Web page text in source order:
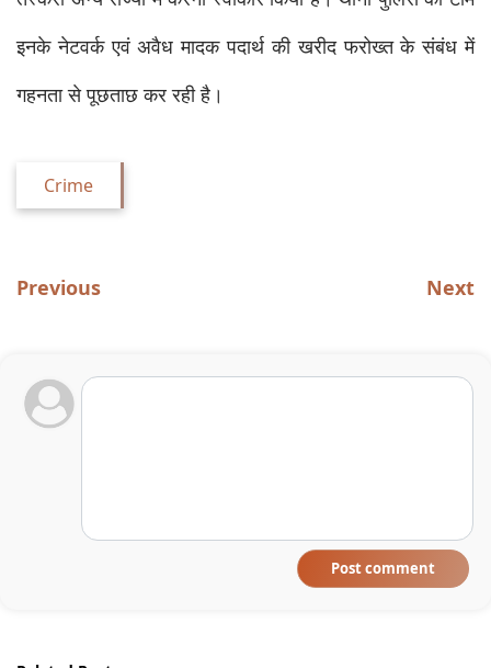
इनके नेटवर्क एवं अवैध मादक पदार्थ की खरीद फरोख्त के संबंध में
गहनता से पूछताछ कर रही है।
Crime
Previous Next
Post comment